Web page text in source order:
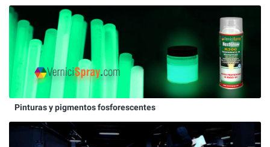
Pinturas y pigmentos fosforescentes